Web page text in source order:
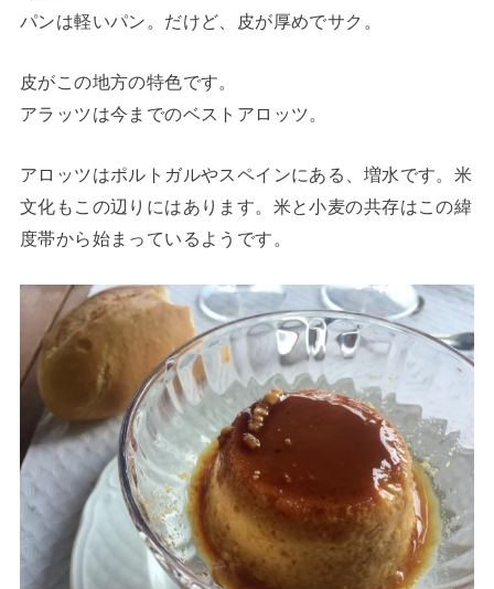
パンは軽いパン。だけど、皮が厚めでサク。
皮がこの地方の特色です。
アラッツは今までのベストアロッツ。
アロッツはポルトガルやスペインにある、増水です。米
文化もこの辺りにはあります。米と小麦の共存はこの緯
度帯から始まっているようです。